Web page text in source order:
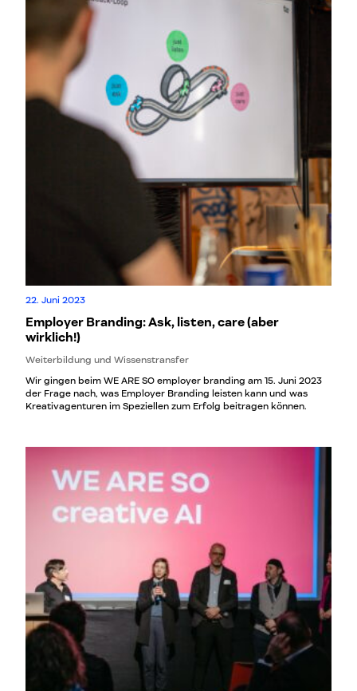
22. Juni 2023
Employer Branding: Ask, listen, care (aber
wirklich!)
Weiterbildung und Wissenstransfer
Wir gingen beim WE ARE SO employer branding am 15. Juni 2023
der Frage nach, was Employer Branding leisten kann und was
Kreativagenturen im Speziellen zum Erfolg beitragen können.